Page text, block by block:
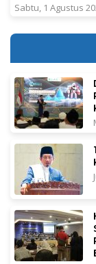
Sabtu, 1 Agustus